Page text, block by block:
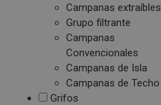
Campanas extraíbles
Grupo filtrante
Campanas
Convencionales
Campanas de Isla
Campanas de Techo
Grifos